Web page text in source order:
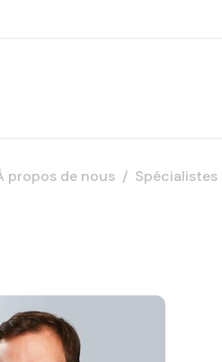
propos de nous Spécialistes